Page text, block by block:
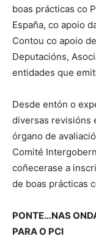
boas prácticas co
España, co apoio
Contou co apoio
Deputacións,
entidades que
Desde entón o
diversas revisións
órgano de
Comité
coñecerase a
de boas prácticas
PONTE…NAS
PARA O PCI